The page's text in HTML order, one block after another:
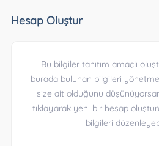
Hesap Oluştur
Bu bilgiler tanıtım amaçlı
burada bulunan bilgileri
size ait olduğunu
tıklayarak yeni bir hesap
bilgileri